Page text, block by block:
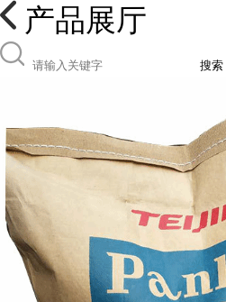
产品展厅
搜索